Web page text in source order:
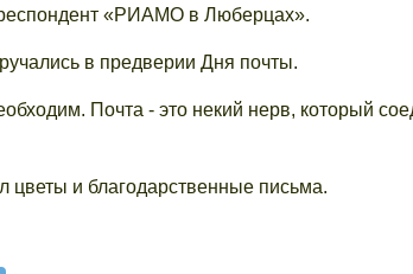
«РИАМО в Люберцах».
в предверии Дня почты.
Почта - это некий нерв, который
цветы и благодарственные письма.